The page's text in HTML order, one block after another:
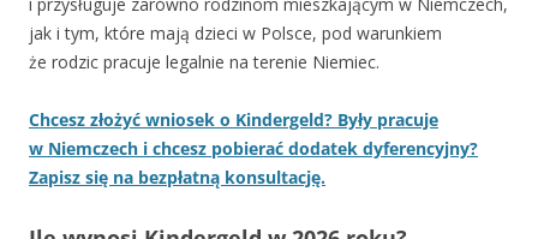
jak i tym, które mają dzieci w Polsce, pod warunkiem
że rodzic pracuje legalnie na terenie Niemiec.
Chcesz złożyć wniosek o Kindergeld? Były pracuje
w Niemczech i chcesz pobierać dodatek dyferencyjny?
Zapisz się na bezpłatną konsultację.